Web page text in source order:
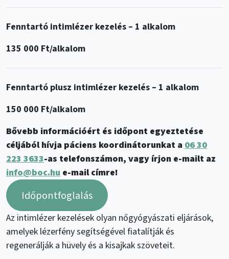
Fenntartó intimlézer kezelés – 1 alkalom
135 000 Ft/alkalom
Fenntartó plusz intimlézer kezelés – 1 alkalom
150 000 Ft/alkalom
Bővebb információért és időpont egyeztetése
céljából hívja páciens koordinátorunkat a06 30
223 3633-as telefonszámon, vagy írjon e-mailt az
info@boc.hu e-mail címre!
Időpontfoglalás
Az intimlézer kezelések olyan nőgyógyászati eljárások,
amelyek lézerfény segítségével fiatalítják és
regenerálják a hüvely és a kisajkak szöveteit.